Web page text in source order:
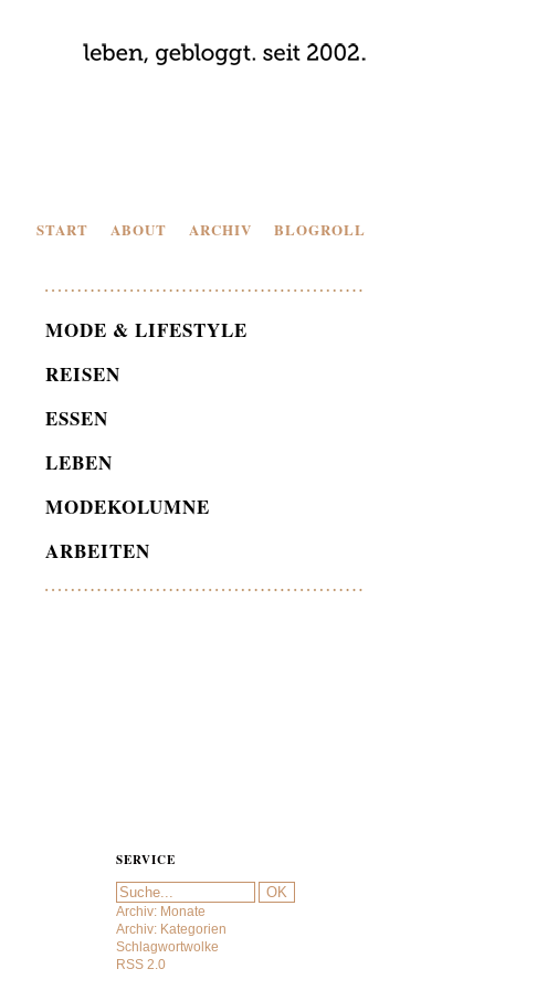
START ABOUT ARCHIV BLOGROLL
MODE & LIFESTYLE
REISEN
ESSEN
LEBEN
MODEKOLUMNE
ARBEITEN
SERVICE
Archiv: Monate
Archiv: Kategorien
Schlagwortwolke
RSS 2.0